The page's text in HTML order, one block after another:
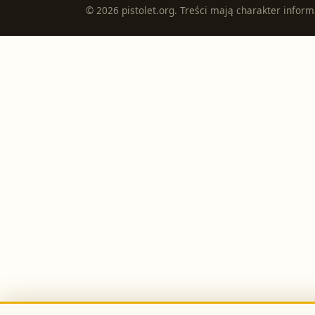
© 2026 pistolet.org. Treści mają charakter